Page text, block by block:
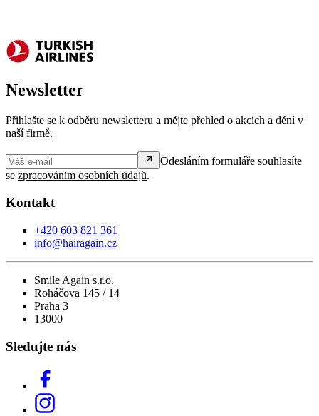
Newsletter
Přihlašte se k odběru newsletteru a mějte přehled o akcích a dění v
naší firmě.
Odesláním formuláře souhlasíte
se zpracováním osobních údajů.
Kontakt
+420 603 821 361
info@hairagain.cz
Smile Again s.r.o.
Roháčova 145 / 14
Praha 3
13000
Sledujte nás